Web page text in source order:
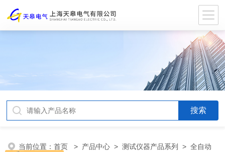
当前位置：首页 > 产品中心 >测试仪器产品系列 >全自动